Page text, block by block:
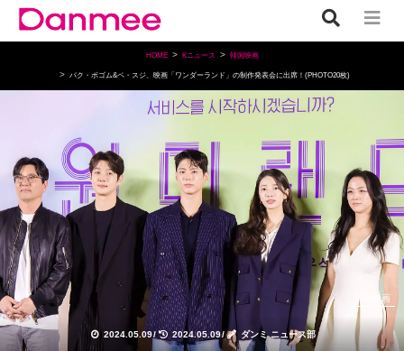
HOME Kニュース 韓国映画
パク・ボゴム&ペ・スジ、映画「ワンダーランド」の制作発表会に出席！(PHOTO20枚)
2024.05.09/ 2024.05.09/ ダンミ ニュース部
韓国映画